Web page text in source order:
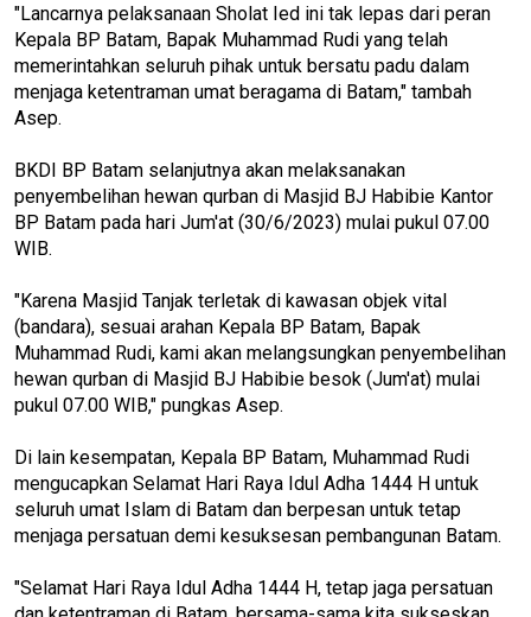
"Lancarnya pelaksanaan Sholat Ied ini tak lepas dari peran
Kepala BP Batam, Bapak Muhammad Rudi yang telah
memerintahkan seluruh pihak untuk bersatu padu dalam
menjaga ketentraman umat beragama di Batam," tambah
Asep.
BKDI BP Batam selanjutnya akan melaksanakan
penyembelihan hewan qurban di Masjid BJ Habibie Kantor
BP Batam pada hari Jum'at (30/6/2023) mulai pukul 07.00
WIB.
"Karena Masjid Tanjak terletak di kawasan objek vital
(bandara), sesuai arahan Kepala BP Batam, Bapak
Muhammad Rudi, kami akan melangsungkan penyembelihan
hewan qurban di Masjid BJ Habibie besok (Jum'at) mulai
pukul 07.00 WIB," pungkas Asep.
Di lain kesempatan, Kepala BP Batam, Muhammad Rudi
mengucapkan Selamat Hari Raya Idul Adha 1444 H untuk
seluruh umat Islam di Batam dan berpesan untuk tetap
menjaga persatuan demi kesuksesan pembangunan Batam.
"Selamat Hari Raya Idul Adha 1444 H, tetap jaga persatuan